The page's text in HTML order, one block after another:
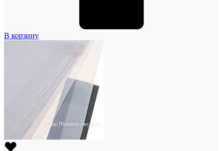
В корзину